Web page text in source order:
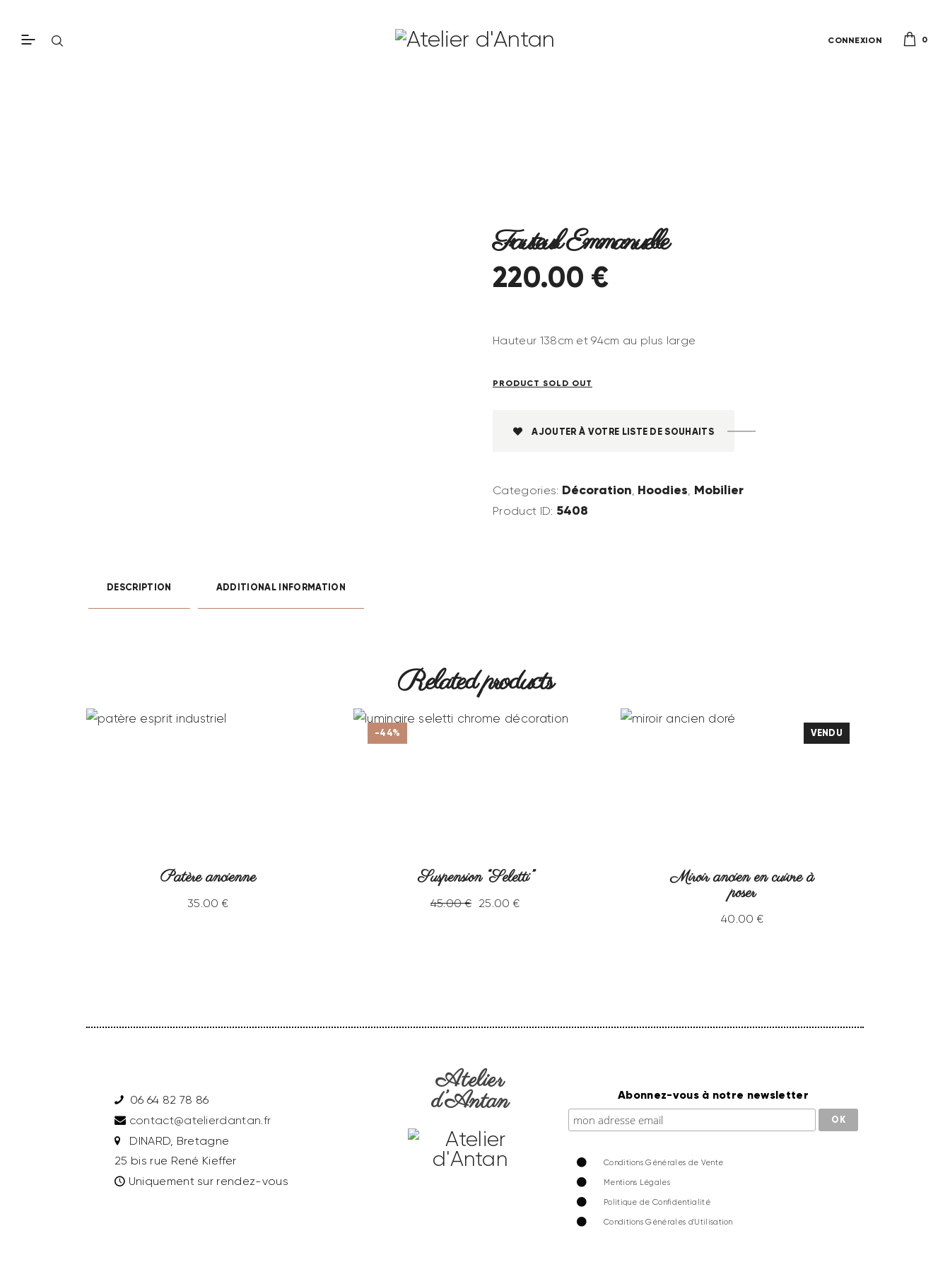
CONNEXION 0
Fauteuil Emmanuelle
220.00 €
Hauteur 138cm et 94cm au plus large
PRODUCT SOLD OUT
AJOUTER À VOTRE LISTE DE SOUHAITS
Categories: Décoration, Hoodies, Mobilier
Product ID: 5408
DESCRIPTION ADDITIONAL INFORMATION
Related products
Patère ancienne
35.00 €
-44%
Suspension “Seletti”
45.00 € 25.00 €
VENDU
Miroir ancien en cuivre à
poser
40.00 €
06 64 82 78 86
contact@atelierdantan.fr
DINARD, Bretagne
25 bis rue René Kieffer
Uniquement sur rendez-vous
Atelier
d’Antan Abonnez-vous à notre newsletter
Conditions Générales de Vente
Mentions Légales
Politique de Confidentialité
Conditions Générales d'Utilisation